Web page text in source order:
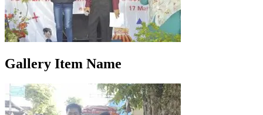
Gallery Item Name